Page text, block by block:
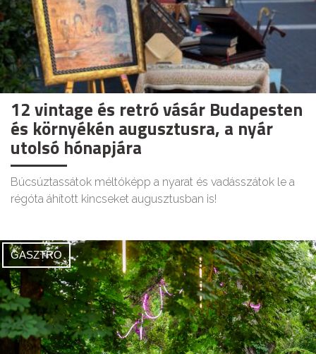
12 vintage és retró vásár Budapesten
és környékén augusztusra, a nyár
utolsó hónapjára
Búcsúztassátok méltóképp a nyarat és vadásszátok le a
régóta áhított kincseket augusztusban is!
GASZTRO